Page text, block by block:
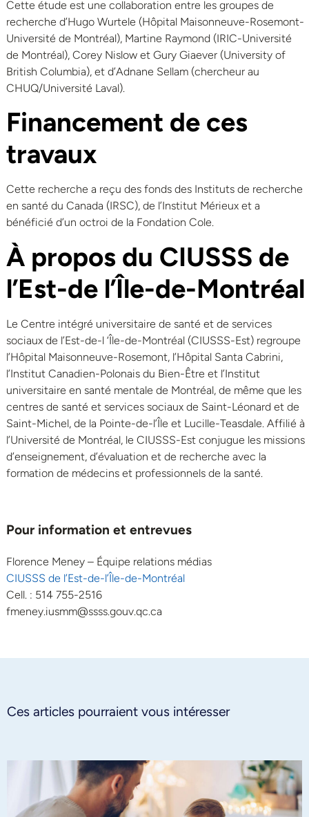
Cette étude est une collaboration entre les groupes de
recherche d’Hugo Wurtele (Hôpital Maisonneuve-Rosemont-
Université de Montréal), Martine Raymond (IRIC-Université
de Montréal), Corey Nislow et Gury Giaever (University of
British Columbia), et d’Adnane Sellam (chercheur au
CHUQ/Université Laval).
Financement de ces
travaux
Cette recherche a reçu des fonds des Instituts de recherche
en santé du Canada (IRSC), de l’Institut Mérieux et a
bénéficié d’un octroi de la Fondation Cole.
À propos du CIUSSS de
l’Est-de l’Île-de-Montréal
Le Centre intégré universitaire de santé et de services
sociaux de l’Est-de-l ‘Île-de-Montréal (CIUSSS-Est) regroupe
l’Hôpital Maisonneuve-Rosemont, l’Hôpital Santa Cabrini,
l’Institut Canadien-Polonais du Bien-Être et l’Institut
universitaire en santé mentale de Montréal, de même que les
centres de santé et services sociaux de Saint-Léonard et de
Saint-Michel, de la Pointe-de-l’Île et Lucille-Teasdale. Affilié à
l’Université de Montréal, le CIUSSS-Est conjugue les missions
d’enseignement, d’évaluation et de recherche avec la
formation de médecins et professionnels de la santé.
Pour information et entrevues
Florence Meney – Équipe relations médias
CIUSSS de l’Est-de-l’Île-de-Montréal
Cell. : 514 755-2516
fmeney.iusmm@ssss.gouv.qc.ca
Ces articles pourraient vous intéresser